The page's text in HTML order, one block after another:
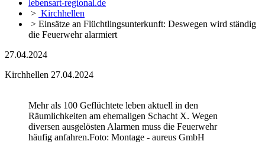
lebensart-regional.de
> Kirchhellen
> Einsätze an Flüchtlingsunterkunft: Deswegen wird ständig
die Feuerwehr alarmiert
27.04.2024
Kirchhellen 27.04.2024
Mehr als 100 Geflüchtete leben aktuell in den
Räumlichkeiten am ehemaligen Schacht X. Wegen
diversen ausgelösten Alarmen muss die Feuerwehr
häufig anfahren.Foto: Montage - aureus GmbH